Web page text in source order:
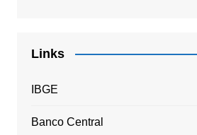
Links
IBGE
Banco Central